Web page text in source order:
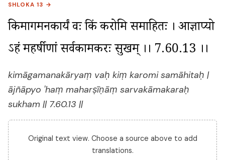
SHLOKA 13 →
किमागमनकार्यं वः किं करोमि समाहितः । आज्ञाप्यो
ऽहं महर्षीणां सर्वकामकरः सुखम् ।। 7.60.13 ।।
kimāgamanakāryaṃ vaḥ kiṃ karomi samāhitaḥ |
ājñāpyo 'haṃ maharṣīṇāṃ sarvakāmakaraḥ
sukham || 7.60.13 ||
Original text view. Choose a source above to add
translations.